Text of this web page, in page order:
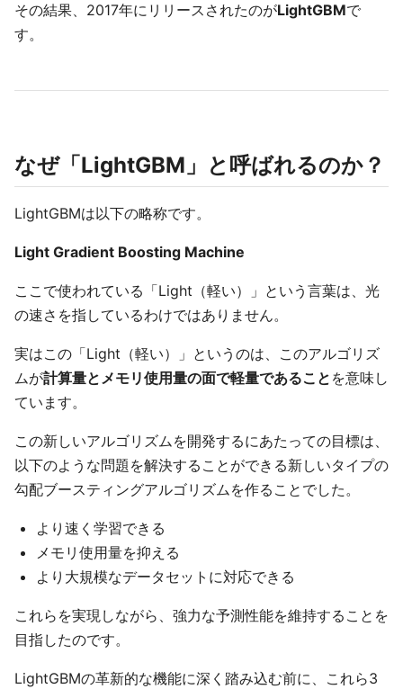
その結果、2017年にリリースされたのがLightGBMで
す。
なぜ「LightGBM」と呼ばれるのか？
LightGBMは以下の略称です。
Light Gradient Boosting Machine
ここで使われている「Light（軽い）」という言葉は、光
の速さを指しているわけではありません。
実はこの「Light（軽い）」というのは、このアルゴリズ
ムが計算量とメモリ使用量の面で軽量であること を意味し
ています。
この新しいアルゴリズムを開発するにあたっての目標は、
以下のような問題を解決することができる新しいタイプの
勾配ブースティングアルゴリズムを作ることでした。
より速く学習できる
メモリ使用量を抑える
より大規模なデータセットに対応できる
これらを実現しながら、強力な予測性能を維持することを
目指したのです。
LightGBMの革新的な機能に深く踏み込む前に、これら3